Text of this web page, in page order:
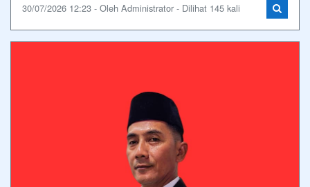
30/07/2026 12:23 - Oleh Administrator - Dilihat 145 kali